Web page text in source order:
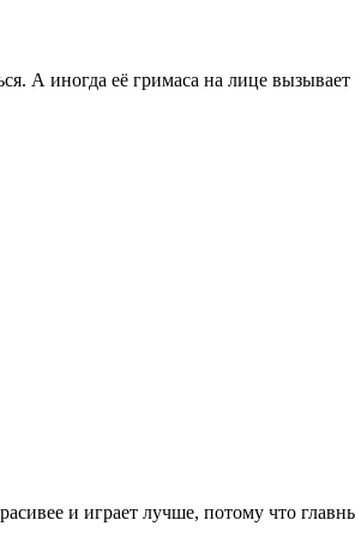
А иногда её гримаса на лице вызывает
и играет лучше, потому что